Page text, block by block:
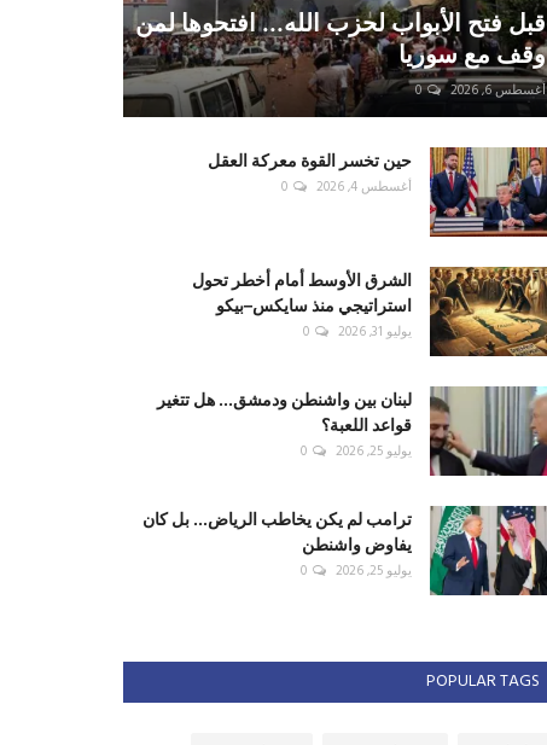
قبل فتح الأبواب لحزب الله... افتحوها لمن
وقف مع سوريا
أغسطس 6, 2026 0
حين تخسر القوة معركة العقل
أغسطس 4, 2026 0
الشرق الأوسط أمام أخطر تحول
استراتيجي منذ سايكس–بيكو
يوليو 31, 2026 0
لبنان بين واشنطن ودمشق... هل تتغير
قواعد اللعبة؟
يوليو 25, 2026 0
ترامب لم يكن يخاطب الرياض... بل كان
يفاوض واشنطن
يوليو 25, 2026 0
POPULAR TAGS